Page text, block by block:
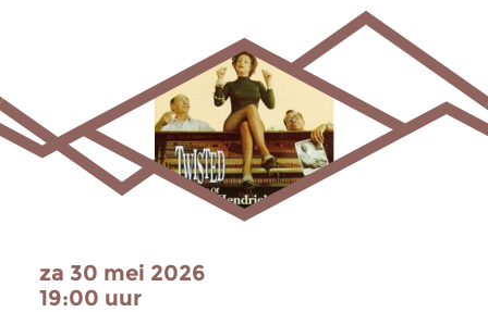
za 30 mei 2026
19:00 uur